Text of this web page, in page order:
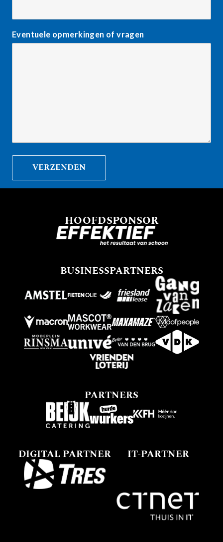
Eventuele opmerkingen of vragen
HOOFDSPONSOR
BUSINESSPARTNERS
PARTNERS
DIGITAL PARTNER IT-PARTNER